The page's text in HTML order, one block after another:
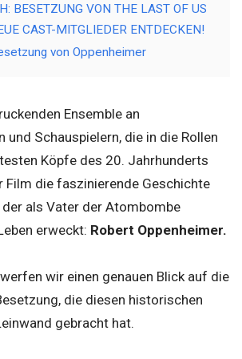
BESETZUNG VON THE LAST OF US
CAST-MITGLIEDER ENTDECKEN!
von Oppenheimer
Ensemble an
und Schauspielern, die in die Rollen
Köpfe des 20. Jahrhunderts
Film die faszinierende Geschichte
der als Vater der Atombombe
erweckt: Robert Oppenheimer.
wir einen genauen Blick auf die
die diesen historischen
gebracht hat.